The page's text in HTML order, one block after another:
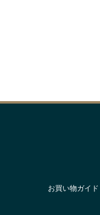
お買い物ガイド